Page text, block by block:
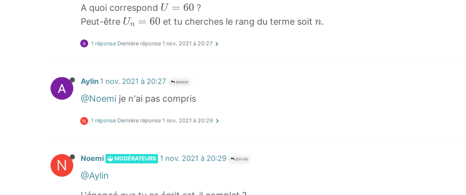
A quoi correspond U
=
0
6
0
U = 60 ?
Peut-être U
=
U
_
=
Un = 60 et tu cherches le rang du terme soitn
n.
1 réponse Dernière réponse 1 nov. 2021 à 20:27
Aylin 1 nov. 2021 à 20:27 @NOEMI
@Noemi je n'ai pas compris
N 1 réponse Dernière réponse 1 nov. 2021 à 20:29
N Noemi MODÉRATEURS 1 nov. 2021 à 20:29 @AYLIN
@Aylin